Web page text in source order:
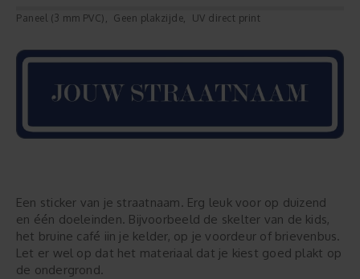
Paneel (3 mm PVC) Geen plakzijde UV direct print
Een sticker van je straatnaam. Erg leuk voor op duizend
en één doeleinden. Bijvoorbeeld de skelter van de kids,
het bruine café iin je kelder, op je voordeur of brievenbus.
Let er wel op dat het materiaal dat je kiest goed plakt op
de ondergrond.